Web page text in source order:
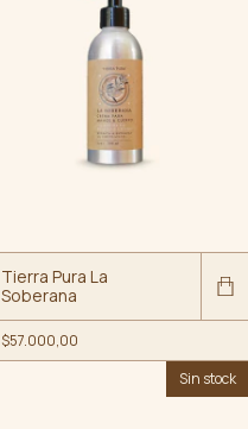
Tierra Pura La
Soberana
$57.000,00
Sin stock